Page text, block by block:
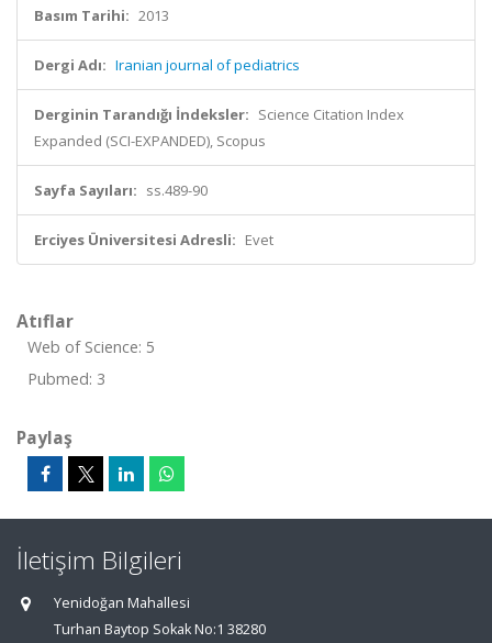
Basım Tarihi: 2013
Dergi Adı: Iranian journal of pediatrics
Derginin Tarandığı İndeksler: Science Citation Index
Expanded (SCI-EXPANDED), Scopus
Sayfa Sayıları: ss.489-90
Erciyes Üniversitesi Adresli: Evet
Atıflar
Web of Science: 5
Pubmed: 3
Paylaş
İletişim Bilgileri
Yenidoğan Mahallesi
Turhan Baytop Sokak No:1 38280